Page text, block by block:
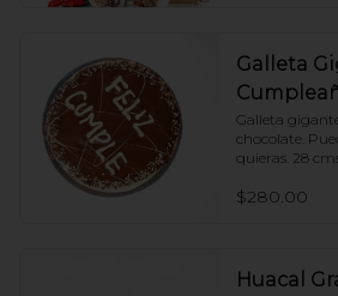
Galleta
Galleta
chocolate.
quieras. 28
$280.00
Huacal